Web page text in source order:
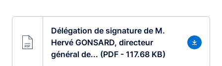
Délégation de signature de M.
Hervé GONSARD, directeur
général de... (PDF - 117.68 KB)